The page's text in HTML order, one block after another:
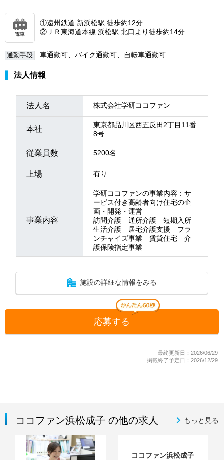
電車
①遠州鉄道 新浜松駅 徒歩約12分
②ＪＲ東海道本線 浜松駅 北口より徒歩約14分
通勤手段 車通勤可、バイク通勤可、自転車通勤可
法人情報
法人名 株式会社学研ココファン
本社
東京都品川区西五反田2丁目11番
8号
従業員数 5200名
上場 有り
事業内容
学研ココファンの事業内容：サ
ービス付き高齢者向け住宅の企
画・開発・運営
訪問介護 通所介護 短期入所
生活介護 居宅介護支援 フラ
ンチャイズ事業 賃貸住宅 介
護保険指定事業
施設の詳細な情報をみる
応募する
最終更新日：2026/06/29
掲載終了予定日：2026/12/29
ココファン浜松成子 の他の求人 もっと見る
ココファン浜松成子